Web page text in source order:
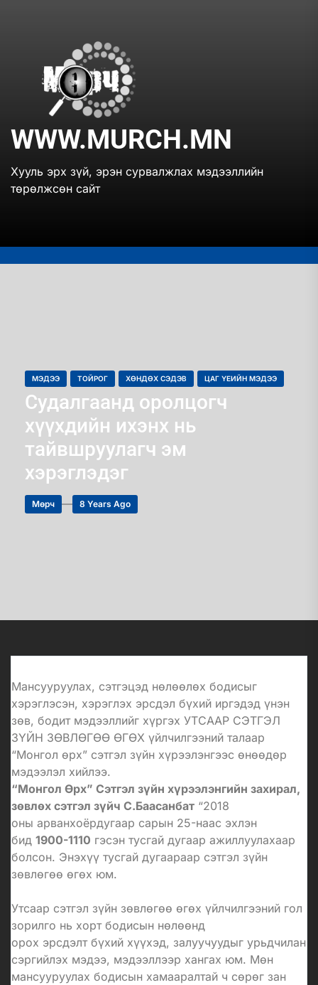
WWW.MURCH.MN
Хууль эрх зүй, эрэн сурвалжлах мэдээллийн
төрөлжсөн сайт
МЭДЭЭ ТОЙРОГ ХӨНДӨХ СЭДЭВ ЦАГ ҮЕИЙН МЭДЭЭ
Судалгаанд оролцогч
хүүхдийн ихэнх нь
тайвшруулагч эм
хэрэглэдэг
Мөрч 8 Years Ago
Мансууруулах, сэтгэцэд нөлөөлөх бодисыг
хэрэглэсэн, хэрэглэх эрсдэл бүхий иргэдэд үнэн
зөв, бодит мэдээллийг хүргэх УТСААР СЭТГЭЛ
ЗҮЙН ЗӨВЛӨГӨӨ ӨГӨХ үйлчилгээний талаар
“Монгол өрх” сэтгэл зүйн хүрээлэнгээс өнөөдөр
мэдээлэл хийлээ.
“Монгол Өрх” Сэтгэл зүйн хүрээлэнгийн захирал,
зөвлөх сэтгэл зүйч С.Баасанбат “2018
оны арванхоёрдугаар сарын 25-наас эхлэн
бид 1900-1110 гэсэн тусгай дугаар ажиллуулахаар
болсон. Энэхүү тусгай дугаараар сэтгэл зүйн
зөвлөгөө өгөх юм.
Утсаар сэтгэл зүйн зөвлөгөө өгөх үйлчилгээний гол
зорилго нь хорт бодисын нөлөөнд
орох эрсдэлтбүхий хүүхэд, залуучуудыг урьдчилан
сэргийлэх мэдээ, мэдээллээр хангах юм. Мөн
мансууруулах бодисын хамааралтай ч сөрөг зан